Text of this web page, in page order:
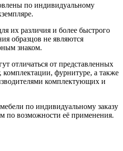
по индивидуальному
их различия и более быстрого
образцов не являются
знаком.
отличаться от представленных
комплектации, фурнитуре, а также
комплектующих и
по индивидуальному заказу
по возможности её применения.